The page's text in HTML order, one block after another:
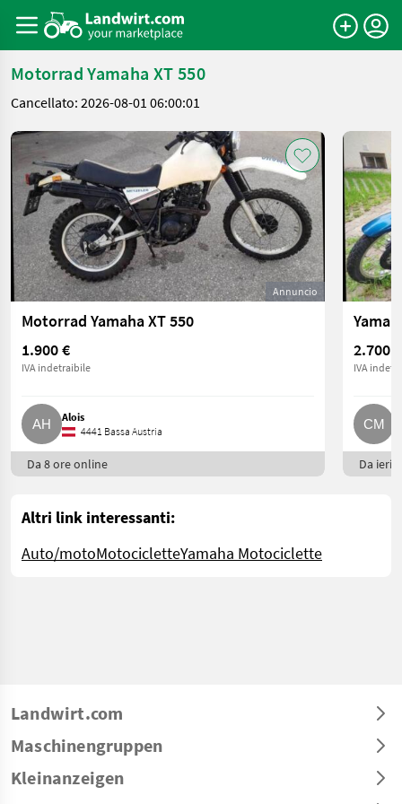
Motorrad Yamaha XT 550
Cancellato: 2026-08-01 06:00:01
Annuncio
Motorrad Yamaha XT 550
1.900 €
IVA indetraibile
Alois
4441 Bassa Austria
Da 8 ore online
2.700 €
IVA
Da ieri
Altri link interessanti:
Auto/motoMotocicletteYamaha Motociclette
Landwirt.com
Maschinengruppen
Kleinanzeigen